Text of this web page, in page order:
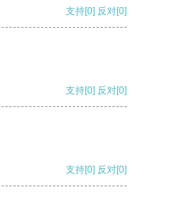
支持[0] 反对[0]
支持[0] 反对[0]
支持[0] 反对[0]